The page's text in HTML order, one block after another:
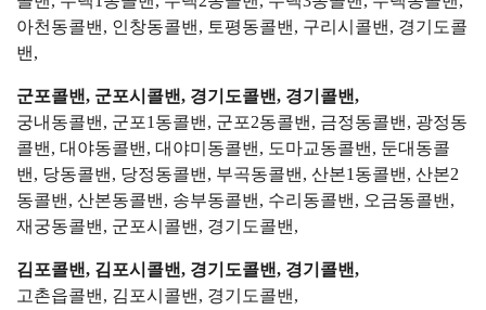
아천동콜밴, 인창동콜밴, 토평동콜밴, 구리시콜밴, 경기도콜
밴,
군포콜밴, 군포시콜밴, 경기도콜밴, 경기콜밴,
궁내동콜밴, 군포1동콜밴, 군포2동콜밴, 금정동콜밴, 광정동
콜밴, 대야동콜밴, 대야미동콜밴, 도마교동콜밴, 둔대동콜
밴, 당동콜밴, 당정동콜밴, 부곡동콜밴, 산본1동콜밴, 산본2
동콜밴, 산본동콜밴, 송부동콜밴, 수리동콜밴, 오금동콜밴,
재궁동콜밴, 군포시콜밴, 경기도콜밴,
김포콜밴, 김포시콜밴, 경기도콜밴, 경기콜밴,
고촌읍콜밴, 김포시콜밴, 경기도콜밴,